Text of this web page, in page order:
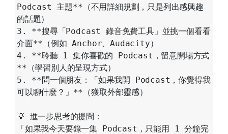
Podcast 主題**（不用詳細規劃，只是列出感興趣
的話題）
3. **搜尋「Podcast 錄音免費工具」並挑一個看看
介面**（例如 Anchor、Audacity）
4. **聆聽 1 集你喜歡的 Podcast，留意開場方式
**（學習別人的呈現方式）
5. **問一個朋友：「如果我開 Podcast，你覺得我
可以聊什麼？」**（獲取外部靈感）
💡 進一步思考的提問：
「如果我今天要錄一集 Podcast，只能用 1 分鐘完